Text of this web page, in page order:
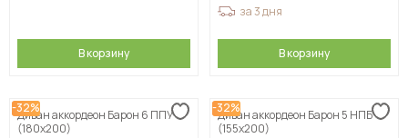
В корзину
за 3 дня
В корзину
-32%
Диван аккордеон Барон 6 ППУ
(180х200)
-32%
Диван аккордеон Барон 5 НПБ
(155х200)